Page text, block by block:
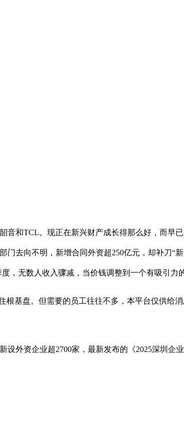
和TCL。现正在新兴财产成长得那么好，而早
去向不明，新增合同外资超250亿元，却补刀“
，无数人收入骤减，当价钱调整到一个有吸引力
基盘。但需要的员工往往不多，本平台仅供给
资企业超2700家，最新发布的《2025深圳企业